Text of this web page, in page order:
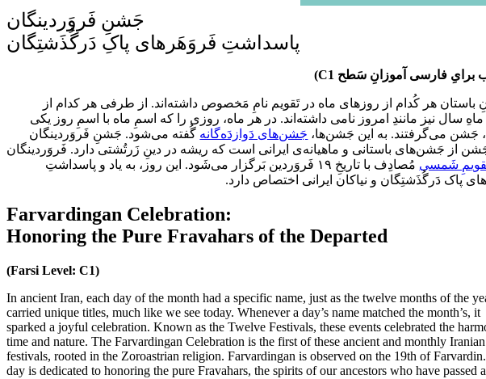
جَشنِ فَروَردینگان
پاسداشتِ فَروَهَرهای پاکِ دَرگُذَشتِگان
(C1 برایِ فارسی آموزانِ سَطح
باستان هر کُدام از روزهای ماه در تَقویم نامِ مَخصوص داشته‌اند. از طرفی هر کدام از
ماهِ سال نیز مانندِ امروز نامی داشته‌اند. در هر ماه، روزی را که اسمِ ماه با اسمِ روز یکی
جَشن می‌گرفتند. به این جَشن‌ها، جَشن‌های دَوازدَه‌گانه گُفته می‌شود. جَشنِ فَروَردینگان
از جَشن‌های باستانی و ماهیانه‌ی ایرانی است که ریشه در دینِ زَرتُشتی دارد. فَروَردینگان
شَمسی
مُصادِف با تاریخِ ۱۹ فَروَردین بَرگزار می‌شَود. این روز، به یاد و پاسداشتِ
پاک دَرگُذَشتِگان و نیاکان ایرانی اختصاص دارد.
Farvardingan Celebration:
Honoring the Pure Fravahars of the Departed
(Farsi Level: C1)
In ancient Iran, each day of the month had a specific name, just as the twelve months of the
carried unique titles, much like we see today. Whenever a day’s name matched the month’s, it
sparked a joyful celebration. Known as the Twelve Festivals, these events celebrated the
time and nature. The Farvardingan Celebration is the first of these ancient and monthly Iranian
festivals, rooted in the Zoroastrian religion. Farvardingan is observed on the 19th of
day is dedicated to honoring the pure Fravahars, the spirits of our ancestors who have passed